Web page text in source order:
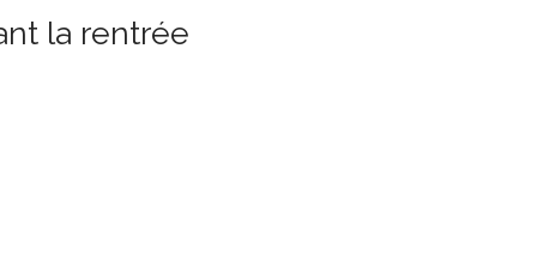
la rentrée